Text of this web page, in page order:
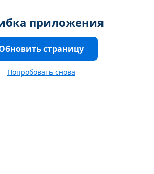
приложения
страницу
Попробовать снова